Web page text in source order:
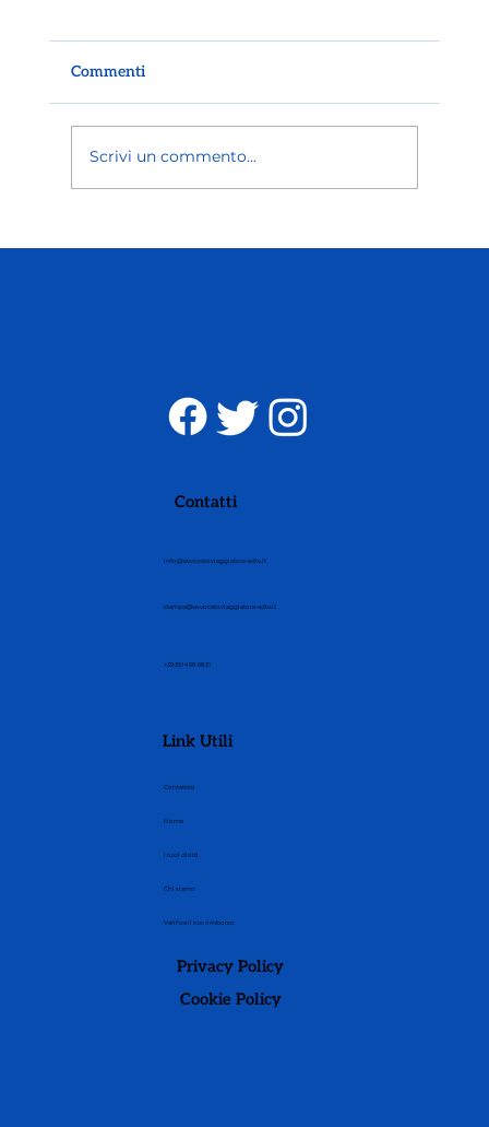
Commenti
Scrivi un commento...
Contatti
info@avvocatoviaggiatore-adtv.it
+39 351 458 6831
stampa@avvocatoviaggiatore-adtv.it
Link Utili
Home
Chi siamo
Verifica il tuo rimborso
I tuoi diritti
Contattaci
Privacy Policy
Cookie Policy